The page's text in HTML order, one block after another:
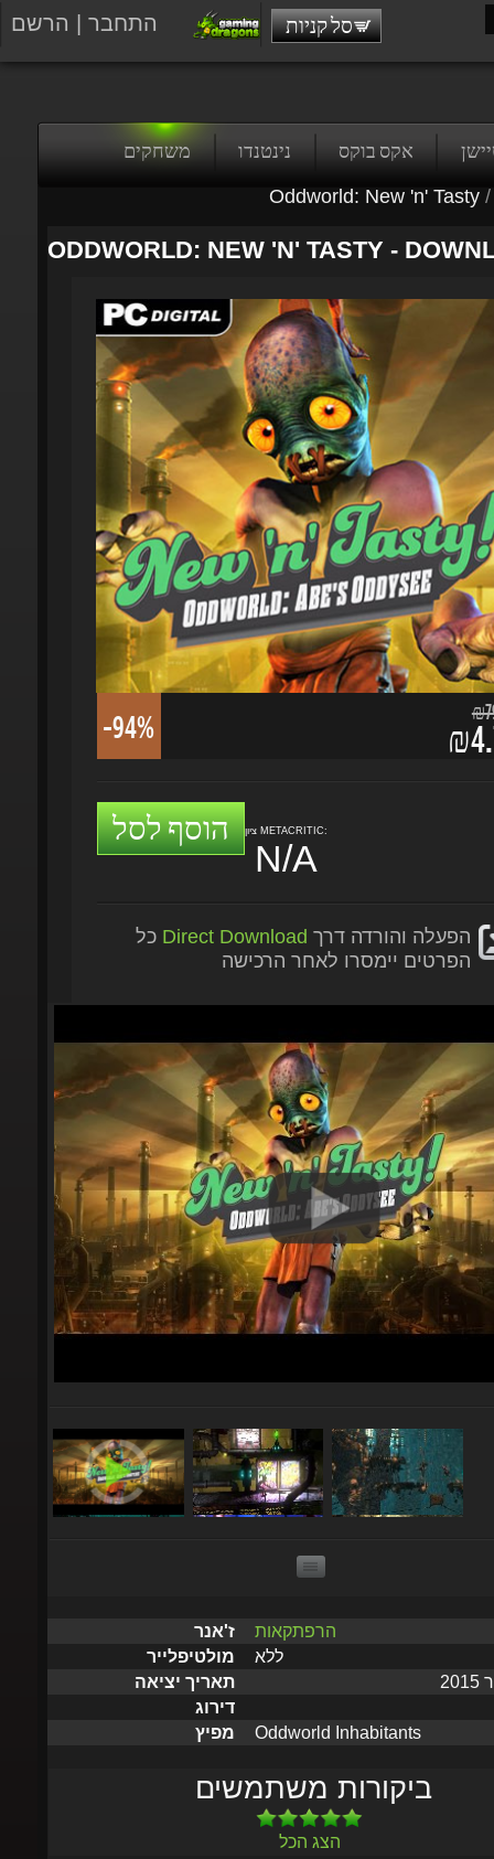
התחבר הרשם סל קניות
אקס בוקס נינטנדו משחקים
/
Oddworld: New 'n' Tasty
ODDWORLD: NEW 'N' TASTY -
-94%
הוסף לסל
N/A
הפרטים יימסרו לאחר הרכישה
מולטיפלייר ללא
תאריך יציאה
דירוג
מפיץ
ביקורות משתמשים
הצג הכל